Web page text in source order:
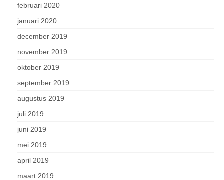
februari 2020
januari 2020
december 2019
november 2019
oktober 2019
september 2019
augustus 2019
juli 2019
juni 2019
mei 2019
april 2019
maart 2019